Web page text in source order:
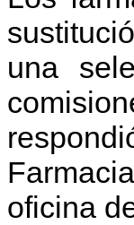
una
oficina